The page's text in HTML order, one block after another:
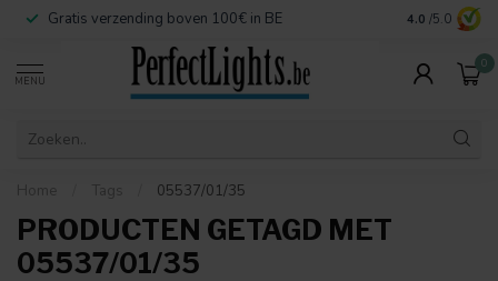
Gratis verzending boven 100€ in BE Veilige
4.0 /5.0
MENU
0
Home Tags 05537/01/35
PRODUCTEN GETAGD MET
05537/01/35